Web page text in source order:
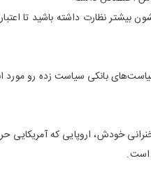
بیشتر نظارت داشته باشید تا
بانكى سياست زده رو مورد
خودش، اروپایی که آمریکایی
است.